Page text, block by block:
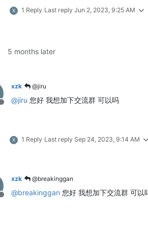
X 1 Reply Last reply Jun 2, 2023, 9:25 AM
5 months later
Offline
xzk @jiru
@jiru 您好 我想加下交流群 可以吗
X 1 Reply Last reply Sep 24, 2023, 9:14 AM
Offline
xzk @breakinggan
@breakinggan 您好 我想加下交流群 可以